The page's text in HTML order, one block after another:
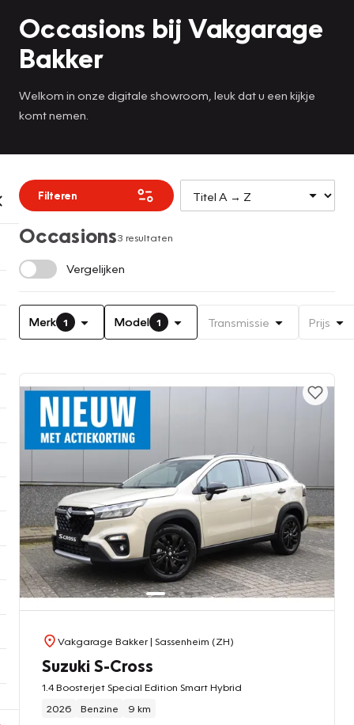
Occasions bij Vakgarage
Bakker
Welkom in onze digitale showroom, leuk dat u een kijkje
komt nemen.
Filteren
Occasions3 resultaten
Vergelijken
Merk 1 Model 1 Transmissie Prijs
Vakgarage Bakker| Sassenheim (ZH)
Suzuki S-Cross
1.4 Boosterjet Special Edition Smart Hybrid
2026
Benzine 9 km